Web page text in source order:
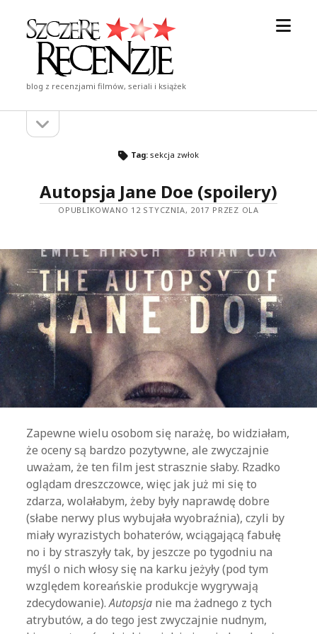
Szczere
Recenzje
blog z recenzjami filmów, seriali i książek
Pasekpasek
Tag: sekcja zwłok
Autopsja Jane Doe (spoilery)
OPUBLIKOWANO 12 STYCZNIA, 2017 PRZEZ OLA
Zapewne wielu osobom się narażę, bo widziałam,
że oceny są bardzo pozytywne, ale zwyczajnie
uważam, że ten film jest strasznie słaby. Rzadko
oglądam dreszczowce, więc jak już mi się to
zdarza, wolałabym, żeby były naprawdę dobre
(słabe nerwy plus wybujała wyobraźnia), czyli by
miały wyrazistych bohaterów, wciągającą fabułę
no i by straszyły tak, by jeszcze po tygodniu na
myśl o nich włosy się na karku jeżyły (pod tym
względem koreańskie produkcje wygrywają
zdecydowanie).Autopsja nie ma żadnego z tych
atrybutów, a do tego jest zwyczajnie nudnym,